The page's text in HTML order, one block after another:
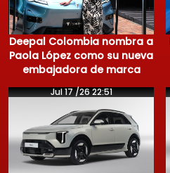
Deepal Colombia nombra a
Paola López como su nueva
embajadora de marca
Jul 17 /26 22:51